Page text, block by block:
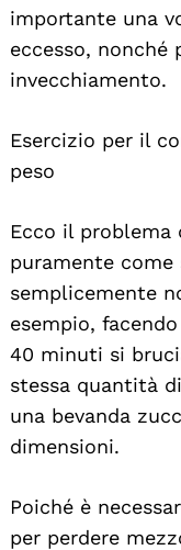
importante una
eccesso, nonché
invecchiamento.
Esercizio per il
peso
Ecco il problema
puramente
semplicemente
esempio,
40 minuti si
stessa quantità
una bevanda
dimensioni.
Poiché è
per perdere